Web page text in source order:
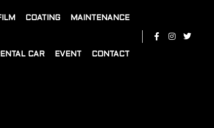
COATING MAINTENANCE
CAR EVENT CONTACT